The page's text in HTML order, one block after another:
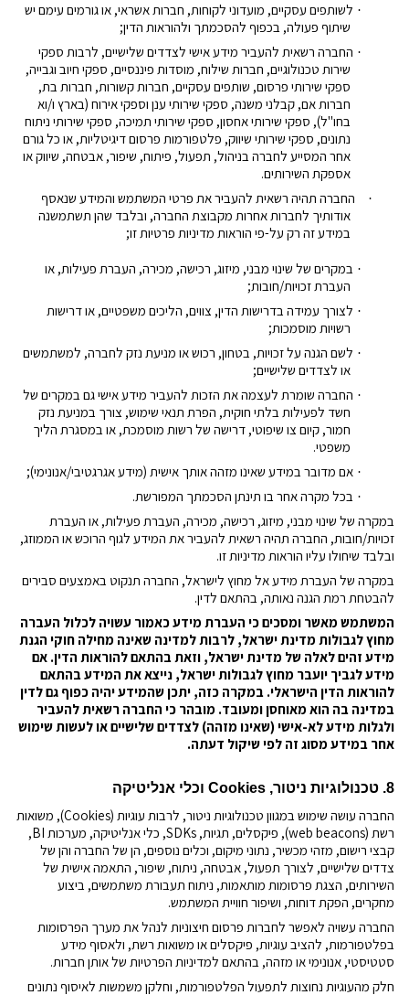
· לשותפים עסקיים, מועדוני לקוחות, חברות אשראי, או גורמים עימם יש
שיתוף פעולה, בכפוף להסכמתך ולהוראות הדין;
· החברה רשאית להעביר מידע אישי לצדדים שלישיים, לרבות ספקי
שירות טכנולוגיים, חברות שילוח, מוסדות פיננסיים, ספקי חיוב וגבייה,
ספקי שירותי פרסום, שותפים עסקיים, חברות קשורות, חברות בת,
חברות אם, קבלני משנה, ספקי שירותי ענן וספקי אירוח (בארץ ו/וא
בחו"ל), ספקי שירותי אחסון, ספקי שירותי תמיכה, ספקי שירותי ניתוח
נתונים, ספקי שירותי שיווק, פלטפורמות פרסום דיגיטליות, או כל גורם
אחר המסייע לחברה בניהול, תפעול, פיתוח, שיפור, אבטחה, שיווק או
אספקת השירותים.
·
החברה תהיה רשאית להעביר את פרטי המשתמש והמידע שנאסף
אודותיך לחברות אחרות מקבוצת החברה, ובלבד שהן תשתמשנה
במידע זה רק על-פי הוראות מדיניות פרטיות זו;
· במקרים של שינוי מבני, מיזוג, רכישה, מכירה, העברת פעילות, או
העברת זכויות/חובות;
· לצורך עמידה בדרישות הדין, צווים, הליכים משפטיים, או דרישות
רשויות מוסמכות;
· לשם הגנה על זכויות, בטחון, רכוש או מניעת נזק לחברה, למשתמשים
או לצדדים שלישיים;
· החברה שומרת לעצמה את הזכות להעביר מידע אישי גם במקרים של
חשד לפעילות בלתי חוקית, הפרת תנאי שימוש, צורך במניעת נזק
חמור, קיום צו שיפוטי, דרישה של רשות מוסמכת, או במסגרת הליך
משפטי.
· אם מדובר במידע שאינו מזהה אותך אישית (מידע אגרגטיבי/אנונימי);
· בכל מקרה אחר בו תינתן הסכמתך המפורשת.
במקרה של שינוי מבני, מיזוג, רכישה, מכירה, העברת פעילות, או העברת
זכויות/חובות, החברה תהיה רשאית להעביר את המידע לגוף הרוכש או הממוזג,
ובלבד שיחולו עליו הוראות מדיניות זו.
במקרה של העברת מידע אל מחוץ לישראל, החברה תנקוט באמצעים סבירים
להבטחת רמת הגנה נאותה, בהתאם לדין.
המשתמש מאשר ומסכים כי העברת מידע כאמור עשויה לכלול העברה
מחוץ לגבולות מדינת ישראל, לרבות למדינה שאינה מחילה חוקי הגנת
מידע זהים לאלה של מדינת ישראל, וזאת בהתאם להוראות הדין. אם
מידע לגביך יועבר מחוץ לגבולות ישראל, נייצא את המידע בהתאם
להוראות הדין הישראלי. במקרה כזה, יתכן שהמידע יהיה כפוף גם לדין
במדינה בה הוא מאוחסן ומעובד. מובהר כי החברה רשאית להעביר
ולגלות מידע לא-אישי (שאינו מזהה) לצדדים שלישיים או לעשות שימוש
אחר במידע מסוג זה לפי שיקול דעתה.
8. טכנולוגיות ניטור, Cookies וכלי אנליטיקה
החברה עושה שימוש במגוון טכנולוגיות ניטור, לרבות עוגיות (Cookies), משואות
רשת (web beacons), פיקסלים, תגיות, SDKs, כלי אנליטיקה, מערכות BI
,
קבצי רישום, מזהי מכשיר, נתוני מיקום, וכלים נוספים, הן של החברה והן של
צדדים שלישיים, לצורך תפעול, אבטחה, ניתוח, שיפור, התאמה אישית של
השירותים, הצגת פרסומות מותאמות, ניתוח תעבורת משתמשים, ביצוע
מחקרים, הפקת דוחות, ושיפור חוויית המשתמש.
החברה עשויה לאפשר לחברות פרסום חיצוניות לנהל את מערך הפרסומות
בפלטפורמות, להציב עוגיות, פיקסלים או משואות רשת, ולאסוף מידע
סטטיסטי, אנונימי או מזהה, בהתאם למדיניות הפרטיות של אותן חברות.
חלק מהעוגיות נחוצות לתפעול הפלטפורמות, וחלקן משמשות לאיסוף נתונים